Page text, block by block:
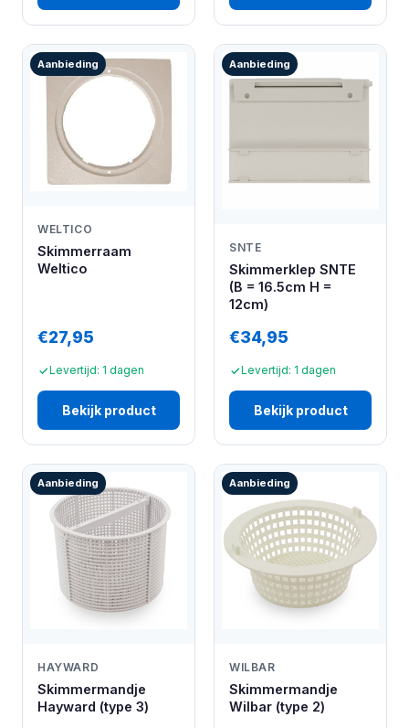
Aanbieding
WELTICO
Skimmerraam
Weltico
€27,95
Levertijd: 1 dagen
Bekijk product
Aanbieding
SNTE
Skimmerklep SNTE
(B = 16.5cm H =
12cm)
€34,95
Levertijd: 1 dagen
Bekijk product
Aanbieding
HAYWARD
Skimmermandje
Hayward (type 3)
Aanbieding
WILBAR
Skimmermandje
Wilbar (type 2)